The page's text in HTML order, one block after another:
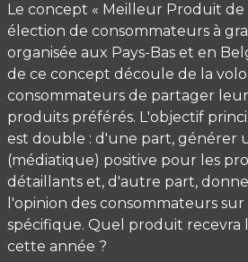
Le concept « Meilleur Produit de
élection de consommateurs à
organisée aux Pays-Bas et en
de ce concept découle de la
consommateurs de partager
produits préférés. L'objectif
est double : d'une part, générer
(médiatique) positive pour les
détaillants et, d'autre part,
l'opinion des consommateurs
spécifique. Quel produit
cette année ?